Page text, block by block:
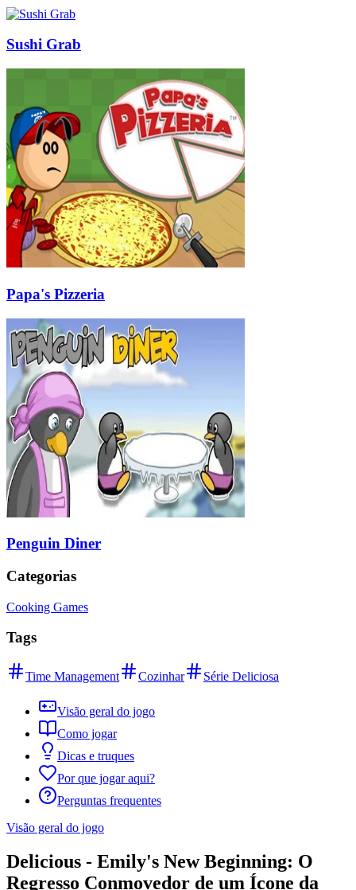
Sushi Grab
Papa's Pizzeria
Penguin Diner
Categorias
Cooking Games
Tags
Time Management Cozinhar Série Deliciosa
Visão geral do jogo
Como jogar
Dicas e truques
Por que jogar aqui?
Perguntas frequentes
Visão geral do jogo
Delicious - Emily's New Beginning: O
Regresso Conmovedor de um Ícone da